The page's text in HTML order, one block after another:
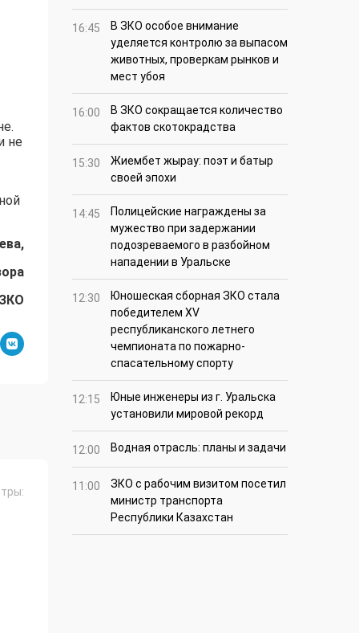
не
16:45
В ЗКО особое внимание
уделяется контролю за выпасом
животных, проверкам рынков и
мест убоя
16:00
В ЗКО сокращается количество
фактов скотокрадства
15:30
Жиембет жырау: поэт и батыр
своей эпохи
14:45
Полицейские награждены за
мужество при задержании
подозреваемого в разбойном
нападении в Уральске
12:30
Юношеская сборная ЗКО стала
победителем XV
республиканского летнего
чемпионата по пожарно-
спасательному спорту
12:15
Юные инженеры из г. Уральска
установили мировой рекорд
12:00 Водная отрасль: планы и задачи
11:00
ЗКО с рабочим визитом посетил
министр транспорта
Республики Казахстан